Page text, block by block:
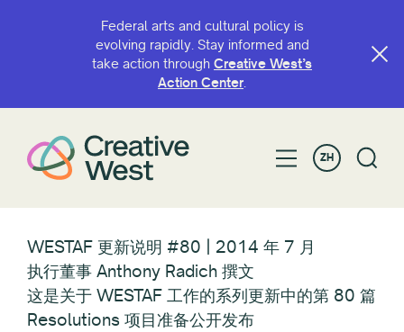
Federal arts and cultural policy is
evolving rapidly. Stay informed and
take action through Creative West’s
Action Center.
ZH
WESTAF 更新说明 #80 | 2014 年 7 月
执行董事 Anthony Radich 撰文
这是关于 WESTAF 工作的系列更新中的第 80 篇
Resolutions 项目准备公开发布